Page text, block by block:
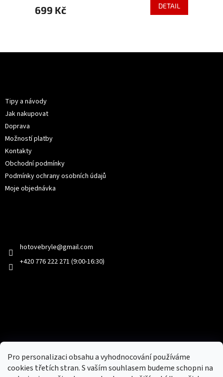
Pro personalizaci obsahu a vyhodnocování používáme
cookies třetích stran. S vaším souhlasem budeme schopni na
699 Kč DETAIL
Tipy a návody
Jak nakupovat
Doprava
Možností platby
Kontakty
Obchodní podmínky
Podmínky ochrany osobních údajů
Moje objednávka
hotovebryle@gmail.com
+420 776 222 271 (9:00-16:30)
Přijímáme online platby